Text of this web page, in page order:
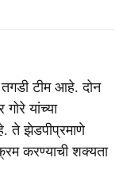
टीम आहे. दोन
यांच्या
ते झेडपीप्रमाणे
करण्याची शक्यता